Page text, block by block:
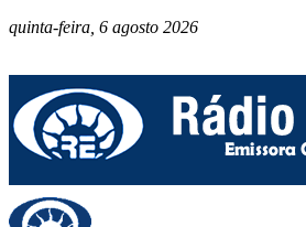
quinta-feira, 6 agosto 2026